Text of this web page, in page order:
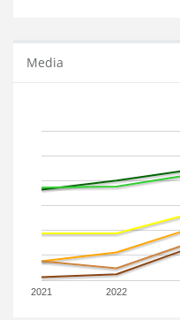
Media
2021 2022